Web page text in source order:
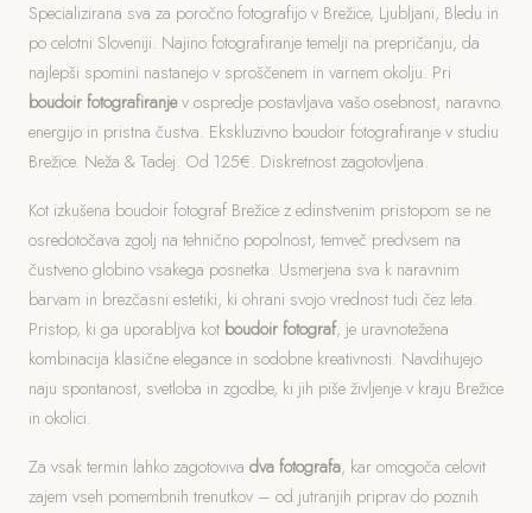
Specializirana sva za poročno fotografijo v Brežice, Ljubljani, Bledu in
po celotni Sloveniji. Najino fotografiranje temelji na prepričanju, da
najlepši spomini nastanejo v sproščenem in varnem okolju. Pri
boudoir fotografiranjev ospredje postavljava vašo osebnost, naravno
energijo in pristna čustva. Ekskluzivno boudoir fotografiranje v studiu
Brežice. Neža & Tadej. Od 125€. Diskretnost zagotovljena.
Kot izkušena boudoir fotograf Brežice z edinstvenim pristopom se ne
osredotočava zgolj na tehnično popolnost, temveč predvsem na
čustveno globino vsakega posnetka. Usmerjena sva k naravnim
barvam in brezčasni estetiki, ki ohrani svojo vrednost tudi čez leta.
Pristop, ki ga uporabljva kot boudoir fotograf, je uravnotežena
kombinacija klasične elegance in sodobne kreativnosti. Navdihujejo
naju spontanost, svetloba in zgodbe, ki jih piše življenje v kraju Brežice
in okolici.
Za vsak termin lahko zagotoviva dva fotografa, kar omogoča celovit
zajem vseh pomembnih trenutkov – od jutranjih priprav do poznih